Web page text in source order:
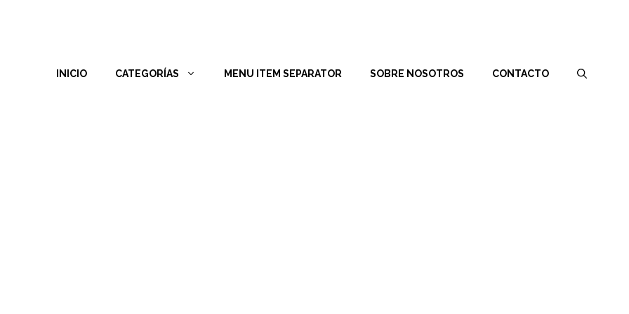
INICIO CATEGORÍAS MENU ITEM SEPARATOR SOBRE NOSOTROS CONTACTO